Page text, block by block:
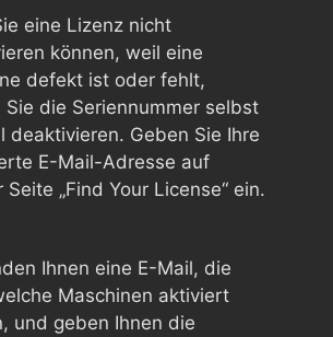
eine Lizenz nicht
können, weil eine
defekt ist oder fehlt,
Sie die Seriennummer selbst
deaktivieren. Geben Sie Ihre
E-Mail-Adresse auf
Seite „Find Your License“ ein.
Ihnen eine E-Mail, die
Maschinen aktiviert
und geben Ihnen die